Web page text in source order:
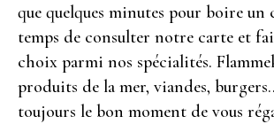
que quelques minutes pour boire un
temps de consulter notre carte et
choix parmi nos spécialités.
produits de la mer, viandes,
toujours le bon moment de vous